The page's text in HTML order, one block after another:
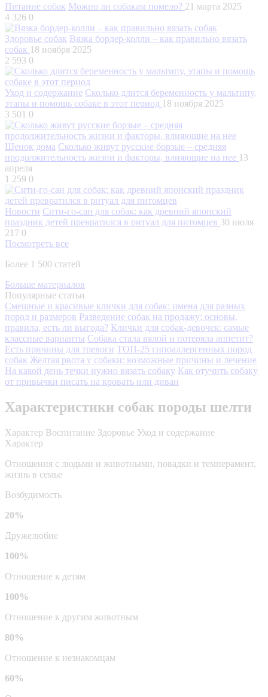
Питание собак Можно ли собакам помело? 21 марта 2025
4 326 0
Здоровье собак Вязка бордер-колли – как правильно вязать
собак 18 ноября 2025
2 593 0
Уход и содержание Сколько длится беременность у мальтипу,
этапы и помощь собаке в этот период 18 ноября 2025
3 501 0
Щенок дома Сколько живут русские борзые – средняя
продолжительность жизни и факторы, влияющие на нее 13
апреля
1 259 0
Новости Сити-го-сан для собак: как древний японский
праздник детей превратился в ритуал для питомцев 30 июля
217 0
Посмотреть все
Более 1 500 статей
Больше материалов
Популярные статьи
Смешные и красивые клички для собак: имена для разных
пород и размеров Разведение собак на продажу: основы,
правила, есть ли выгода? Клички для собак-девочек: самые
классные варианты Собака стала вялой и потеряла аппетит?
Есть причины для тревоги ТОП-25 гипоаллергенных пород
собак Желтая рвота у собаки: возможные причины и лечение
На какой день течки нужно вязать собаку Как отучить собаку
от привычки писать на кровать или диван
Характеристики собак породы шелти
Характер Воспитание Здоровье Уход и содержание
Характер
Отношения с людьми и животными, повадки и темперамент,
жизнь в семье
Возбудимость
20%
Дружелюбие
100%
Отношение к детям
100%
Отношение к другим животным
80%
Отношение к незнакомцам
60%